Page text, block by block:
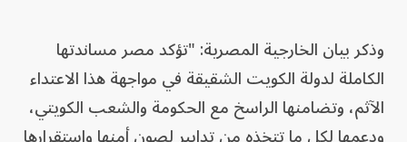
وذكر بيان الخارجية المصرية: "تؤكد مصر مساندتها
الكاملة لدولة الكويت الشقيقة في مواجهة هذا الاعتداء
الآثم، وتضامنها الراسخ مع الحكومة والشعب الكويتي،